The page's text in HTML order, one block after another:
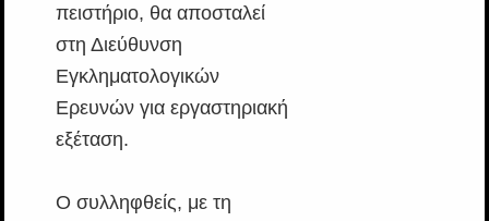
πειστήριο, θα αποσταλεί
στη Διεύθυνση
Εγκληματολογικών
Ερευνών για εργαστηριακή
εξέταση.
Ο συλληφθείς, με τη